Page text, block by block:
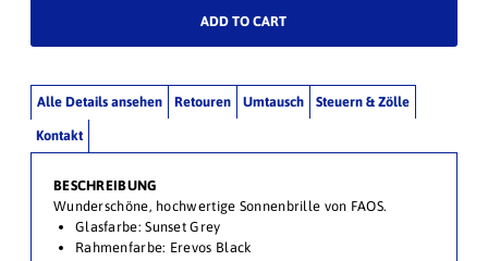
Alle Details ansehen Retouren Umtausch Steuern & Zölle
Kontakt
BESCHREIBUNG
Wunderschöne, hochwertige Sonnenbrille von FAOS.
Glasfarbe: Sunset Grey
Rahmenfarbe: Erevos Black